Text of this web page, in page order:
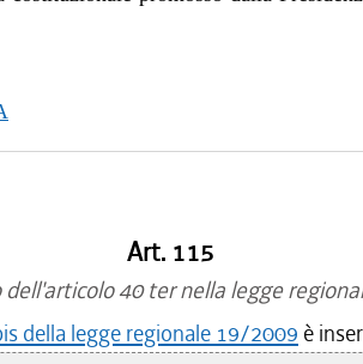
Art. 115
40 ter nella legge
della legge regionale 19/2009 è